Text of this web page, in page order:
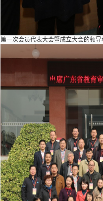
第一次会员代表大会暨成立大会的领